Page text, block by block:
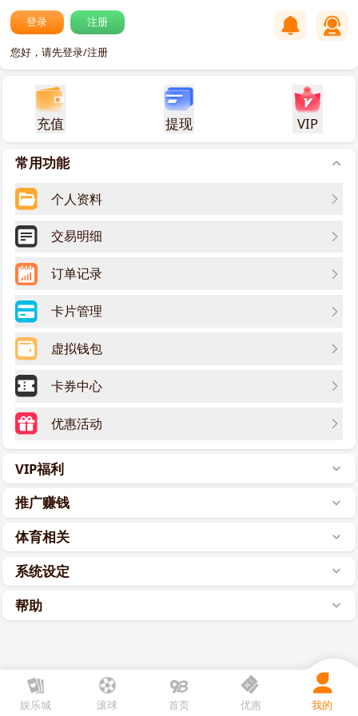
登录 注册
您好，请先登录/注册
充值 提现 VIP
常用功能
个人资料
交易明细
VIP福利
推广赚钱
体育相关
系统设定
帮助
娱乐城 滚球 优惠 我的